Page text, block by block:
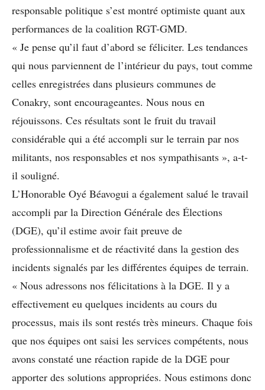
responsable politique s’est montré optimiste quant aux
performances de la coalition RGT-GMD.
« Je pense qu’il faut d’abord se féliciter. Les tendances
qui nous parviennent de l’intérieur du pays, tout comme
celles enregistrées dans plusieurs communes de
Conakry, sont encourageantes. Nous nous en
réjouissons. Ces résultats sont le fruit du travail
considérable qui a été accompli sur le terrain par nos
militants, nos responsables et nos sympathisants », a-t-
il souligné.
L’Honorable Oyé Béavogui a également salué le travail
accompli par la Direction Générale des Élections
(DGE), qu’il estime avoir fait preuve de
professionnalisme et de réactivité dans la gestion des
incidents signalés par les différentes équipes de terrain.
« Nous adressons nos félicitations à la DGE. Il y a
effectivement eu quelques incidents au cours du
processus, mais ils sont restés très mineurs. Chaque fois
que nos équipes ont saisi les services compétents, nous
avons constaté une réaction rapide de la DGE pour
apporter des solutions appropriées. Nous estimons donc